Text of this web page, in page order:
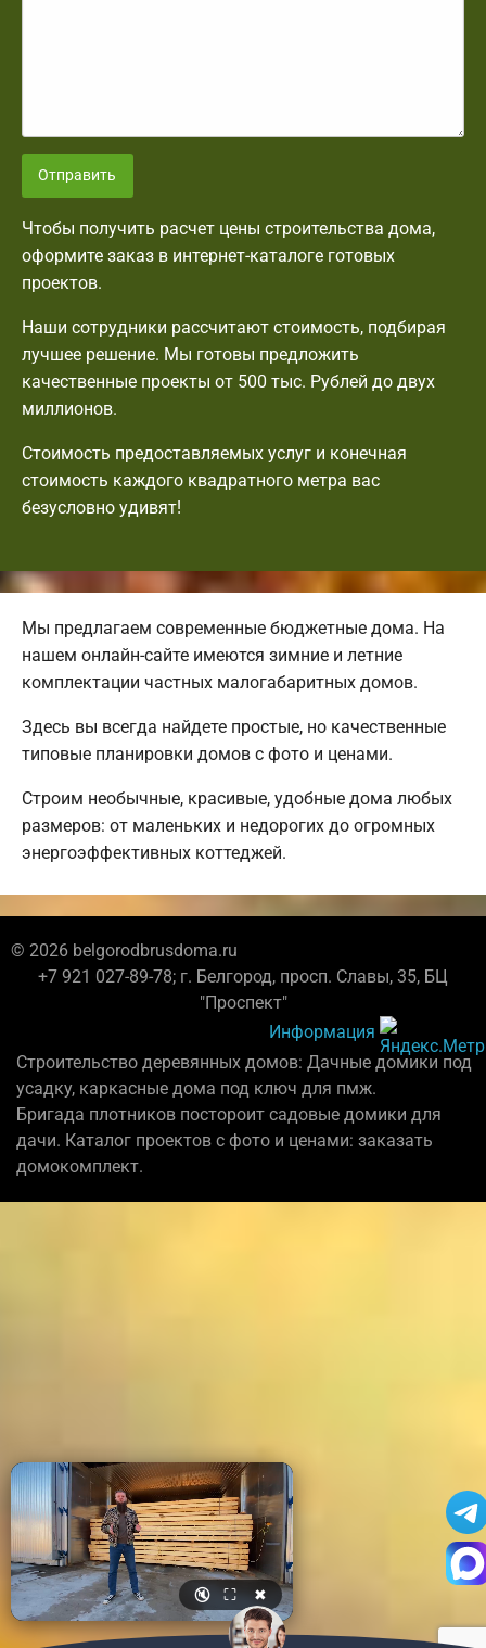
Отправить
Чтобы получить расчет цены строительства дома,
оформите заказ в интернет-каталоге готовых
проектов.
Наши сотрудники рассчитают стоимость, подбирая
лучшее решение. Мы готовы предложить
качественные проекты от 500 тыс. Рублей до двух
миллионов.
Стоимость предоставляемых услуг и конечная
стоимость каждого квадратного метра вас
безусловно удивят!
Мы предлагаем современные бюджетные дома. На
нашем онлайн-сайте имеются зимние и летние
комплектации частных малогабаритных домов.
Здесь вы всегда найдете простые, но качественные
типовые планировки домов с фото и ценами.
Строим необычные, красивые, удобные дома любых
размеров: от маленьких и недорогих до огромных
энергоэффективных коттеджей.
© 2026 belgorodbrusdoma.ru
+7 921 027-89-78; г. Белгород, просп. Славы, 35, БЦ
"Проспект"
Информация
Строительство деревянных домов: Дачные домики под
усадку, каркасные дома под ключ для пмж.
Бригада плотников постороит садовые домики для
дачи. Каталог проектов с фото и ценами: заказать
домокомплект.
🔇 ⛶ ✖